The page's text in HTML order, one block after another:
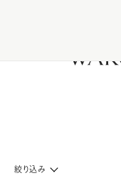
【会員様限定
絞り込み